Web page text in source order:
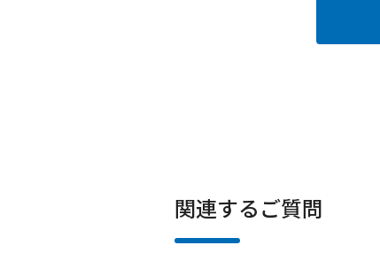
関連するご質問